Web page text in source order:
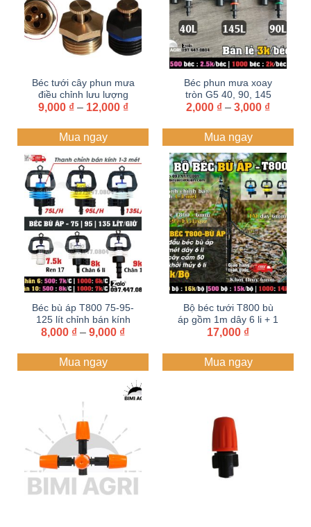
Béc tưới cây phun mưa
điều chỉnh lưu lượng
bằng ĐỒNG-NHỰA
9,000 ₫ – 12,000 ₫Khoảng
từ
12,000 ₫
Mua ngay
Béc phun mưa xoay
tròn G5 40, 90, 145
lít/giờ chỉnh bán kính từ
2,000 ₫ – 3,000 ₫Khoảng
từ
đến
3,000 ₫
Mua ngay
Béc bù áp T800 75-95-
125 lít chỉnh bán kính
từ 1-3 mét
8,000 ₫ – 9,000 ₫Khoảng
từ
9,000 ₫
Mua ngay
Bộ béc tưới T800 bù
áp gồm 1m dây 6 li + 1
cây cắm
17,000 ₫
Mua ngay